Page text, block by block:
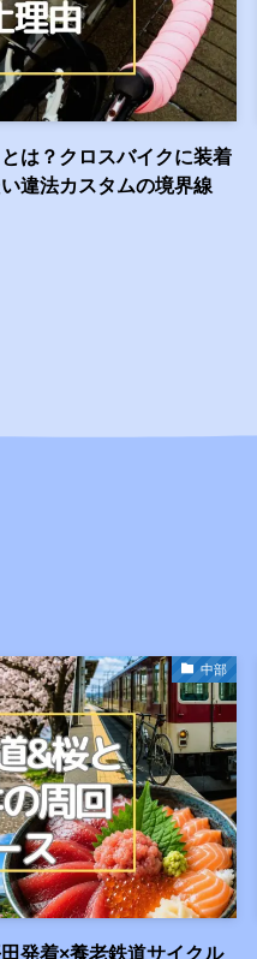
は？クロスバイクに装着
違法カスタムの境界線
中部
発着×養老鉄道サイクル